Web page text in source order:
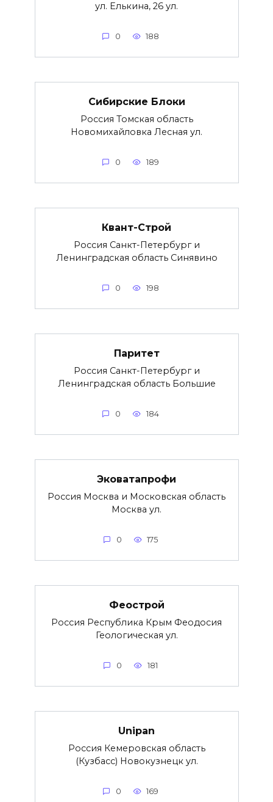
ул. Елькина, 26 ул.
0 188
Сибирские Блоки
Россия Томская область
Новомихайловка Лесная ул.
0 189
Квант-Строй
Россия Санкт-Петербург и
Ленинградская область Синявино
0 198
Паритет
Россия Санкт-Петербург и
Ленинградская область Большие
0 184
Эковатапрофи
Россия Москва и Московская область
Москва ул.
0 175
Феострой
Россия Республика Крым Феодосия
Геологическая ул.
0 181
Unipan
Россия Кемеровская область
(Кузбасс) Новокузнецк ул.
0 169